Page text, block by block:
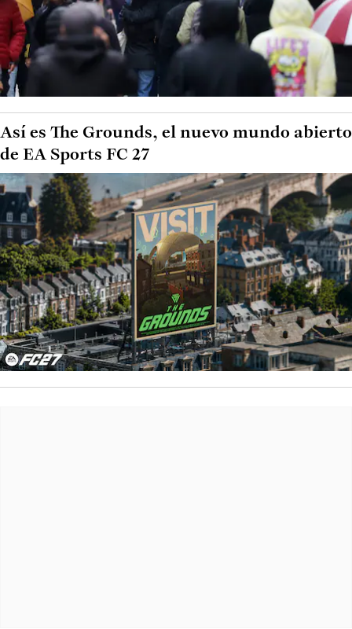
Así es The Grounds, el nuevo mundo abierto
de EA Sports FC 27